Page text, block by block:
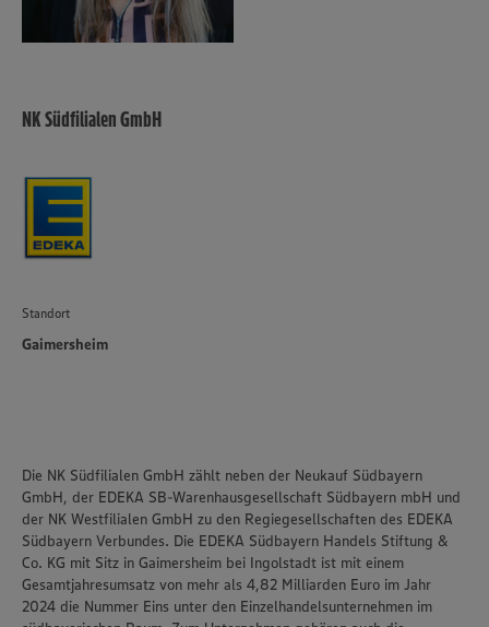
NK Südfilialen GmbH
Standort
Gaimersheim
Die NK Südfilialen GmbH zählt neben der Neukauf Südbayern
GmbH, der EDEKA SB-Warenhausgesellschaft Südbayern mbH und
der NK Westfilialen GmbH zu den Regiegesellschaften des EDEKA
Südbayern Verbundes. Die EDEKA Südbayern Handels Stiftung &
Co. KG mit Sitz in Gaimersheim bei Ingolstadt ist mit einem
Gesamtjahresumsatz von mehr als 4,82 Milliarden Euro im Jahr
2024 die Nummer Eins unter den Einzelhandelsunternehmen im